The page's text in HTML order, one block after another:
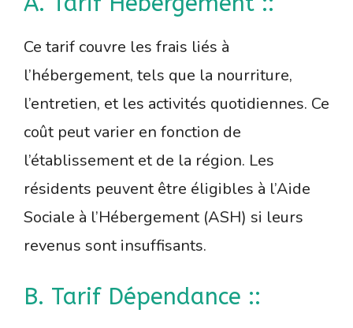
Ce tarif couvre les frais liés à
l’hébergement, tels que la nourriture,
l’entretien, et les activités quotidiennes. Ce
coût peut varier en fonction de
l’établissement et de la région. Les
résidents peuvent être éligibles à l’Aide
Sociale à l’Hébergement (ASH) si leurs
revenus sont insuffisants.
B. Tarif Dépendance ::